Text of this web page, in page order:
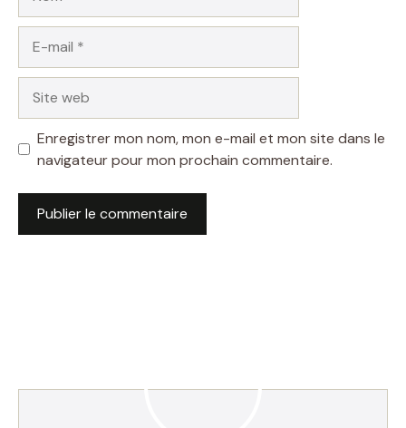
mail
web
Enregistrer mon nom, mon e-mail et mon site dans le
navigateur pour mon prochain commentaire.